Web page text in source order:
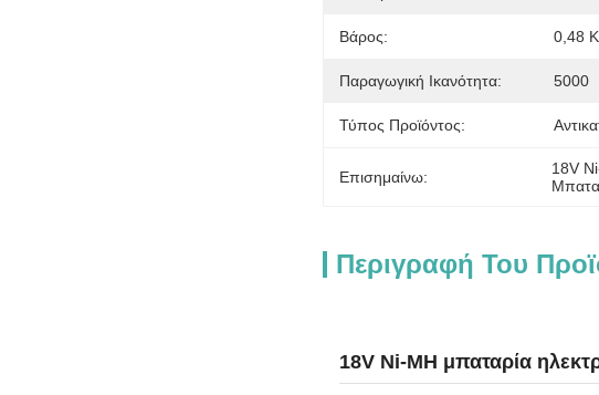
Βάρος: 0,48
Παραγωγική Ικανότητα: 5000
Τύπος Προϊόντος:
Επισημαίνω: 18V
Περιγραφή Του
18V Ni-MH μπαταρία